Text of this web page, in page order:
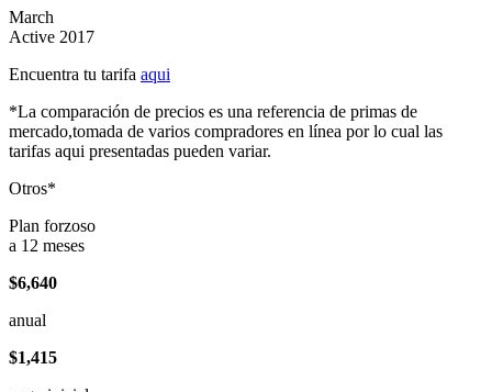
March
Active 2017
Encuentra tu tarifa aqui
*La comparación de precios es una referencia de primas de
mercado,tomada de varios compradores en línea por lo cual las
tarifas aqui presentadas pueden variar.
Otros*
Plan forzoso
a 12 meses
$6,640
anual
$1,415